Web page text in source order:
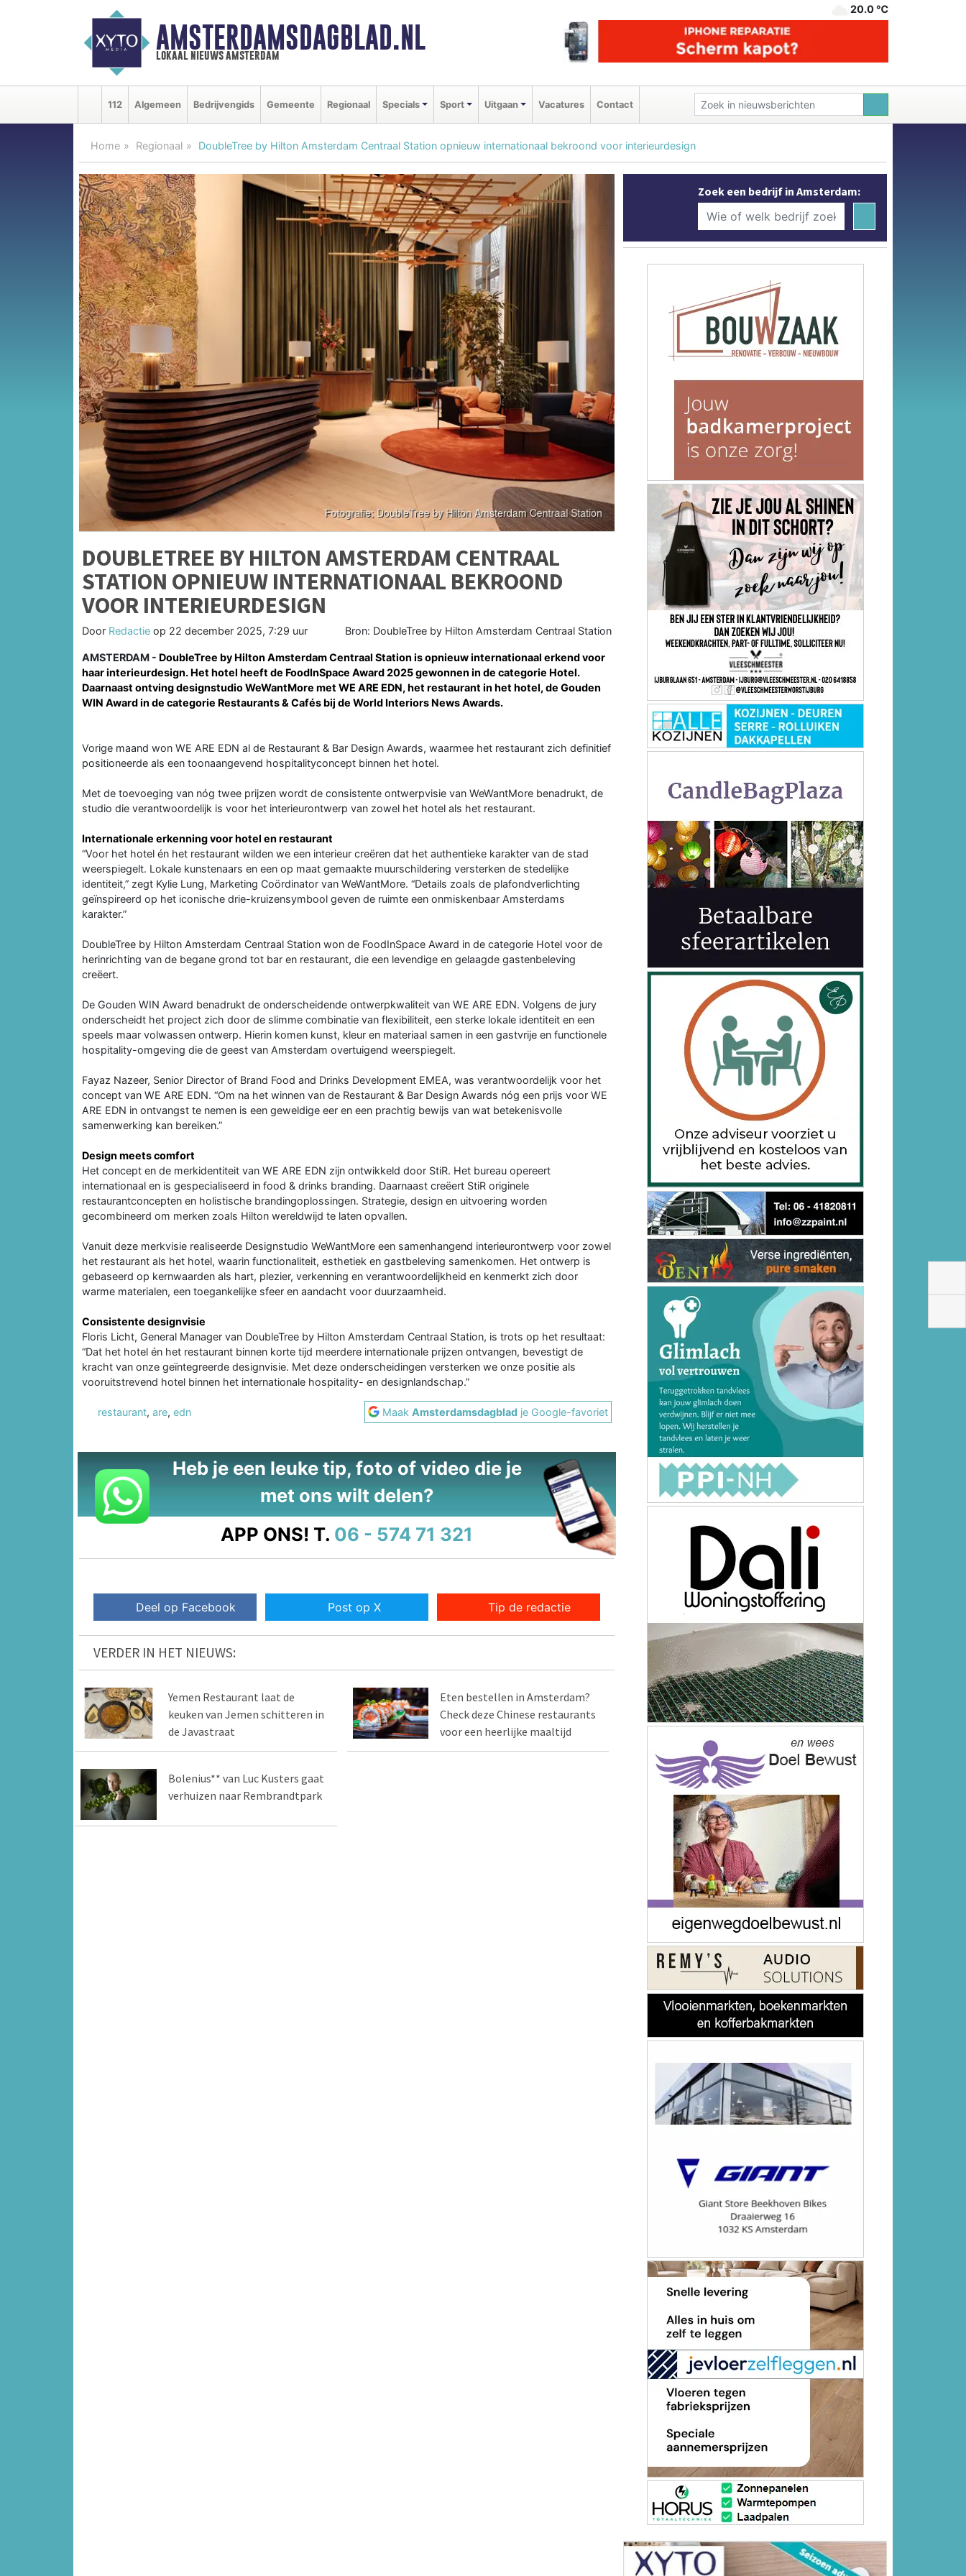
AMSTERDAMSDAGBLAD.NL
lokaal nieuws amsterdam
20.0 ℃
112 Algemeen Bedrijvengids Gemeente Regionaal Specials Sport Uitgaan Vacatures Contact
Home Regionaal DoubleTree by Hilton Amsterdam Centraal Station opnieuw internationaal bekroond voor interieurdesign
DOUBLETREE BY HILTON AMSTERDAM CENTRAAL
STATION OPNIEUW INTERNATIONAAL BEKROOND
VOOR INTERIEURDESIGN
Door Redactie op 22 december 2025, 7:29 uur Bron: DoubleTree by Hilton Amsterdam Centraal Station
AMSTERDAM - DoubleTree by Hilton Amsterdam Centraal Station is opnieuw internationaal erkend voor
haar interieurdesign. Het hotel heeft de FoodInSpace Award 2025 gewonnen in de categorie Hotel.
Daarnaast ontving designstudio WeWantMore met WE ARE EDN, het restaurant in het hotel, de Gouden
WIN Award in de categorie Restaurants & Cafés bij de World Interiors News Awards.
Vorige maand won WE ARE EDN al de Restaurant & Bar Design Awards, waarmee het restaurant zich definitief
positioneerde als een toonaangevend hospitalityconcept binnen het hotel.
Met de toevoeging van nóg twee prijzen wordt de consistente ontwerpvisie van WeWantMore benadrukt, de
studio die verantwoordelijk is voor het interieurontwerp van zowel het hotel als het restaurant.
Internationale erkenning voor hotel en restaurant
“Voor het hotel én het restaurant wilden we een interieur creëren dat het authentieke karakter van de stad
weerspiegelt. Lokale kunstenaars en een op maat gemaakte muurschildering versterken de stedelijke
identiteit,” zegt Kylie Lung, Marketing Coördinator van WeWantMore. “Details zoals de plafondverlichting
geïnspireerd op het iconische drie-kruizensymbool geven de ruimte een onmiskenbaar Amsterdams
karakter.”
DoubleTree by Hilton Amsterdam Centraal Station won de FoodInSpace Award in de categorie Hotel voor de
herinrichting van de begane grond tot bar en restaurant, die een levendige en gelaagde gastenbeleving
creëert.
De Gouden WIN Award benadrukt de onderscheidende ontwerpkwaliteit van WE ARE EDN. Volgens de jury
onderscheidt het project zich door de slimme combinatie van flexibiliteit, een sterke lokale identiteit en een
speels maar volwassen ontwerp. Hierin komen kunst, kleur en materiaal samen in een gastvrije en functionele
hospitality-omgeving die de geest van Amsterdam overtuigend weerspiegelt.
Fayaz Nazeer, Senior Director of Brand Food and Drinks Development EMEA, was verantwoordelijk voor het
concept van WE ARE EDN. “Om na het winnen van de Restaurant & Bar Design Awards nóg een prijs voor WE
ARE EDN in ontvangst te nemen is een geweldige eer en een prachtig bewijs van wat betekenisvolle
samenwerking kan bereiken.”
Design meets comfort
Het concept en de merkidentiteit van WE ARE EDN zijn ontwikkeld door StiR. Het bureau opereert
internationaal en is gespecialiseerd in food & drinks branding. Daarnaast creëert StiR originele
restaurantconcepten en holistische brandingoplossingen. Strategie, design en uitvoering worden
gecombineerd om merken zoals Hilton wereldwijd te laten opvallen.
Vanuit deze merkvisie realiseerde Designstudio WeWantMore een samenhangend interieurontwerp voor zowel
het restaurant als het hotel, waarin functionaliteit, esthetiek en gastbeleving samenkomen. Het ontwerp is
gebaseerd op kernwaarden als hart, plezier, verkenning en verantwoordelijkheid en kenmerkt zich door
warme materialen, een toegankelijke sfeer en aandacht voor duurzaamheid.
Consistente designvisie
Floris Licht, General Manager van DoubleTree by Hilton Amsterdam Centraal Station, is trots op het resultaat:
“Dat het hotel én het restaurant binnen korte tijd meerdere internationale prijzen ontvangen, bevestigt de
kracht van onze geïntegreerde designvisie. Met deze onderscheidingen versterken we onze positie als
vooruitstrevend hotel binnen het internationale hospitality- en designlandschap.”
restaurant, are, edn MaakAmsterdamsdagblad je Google-favoriet
Heb je een leuke tip, foto of video die je
met ons wilt delen?
APP ONS! T. 06 - 574 71 321
Deel op Facebook Post op X Tip de redactie
VERDER IN HET NIEUWS:
Yemen Restaurant laat de
keuken van Jemen schitteren in
de Javastraat
Eten bestellen in Amsterdam?
Check deze Chinese restaurants
voor een heerlijke maaltijd
Bolenius** van Luc Kusters gaat
verhuizen naar Rembrandtpark
Zoek een bedrijf in Amsterdam: